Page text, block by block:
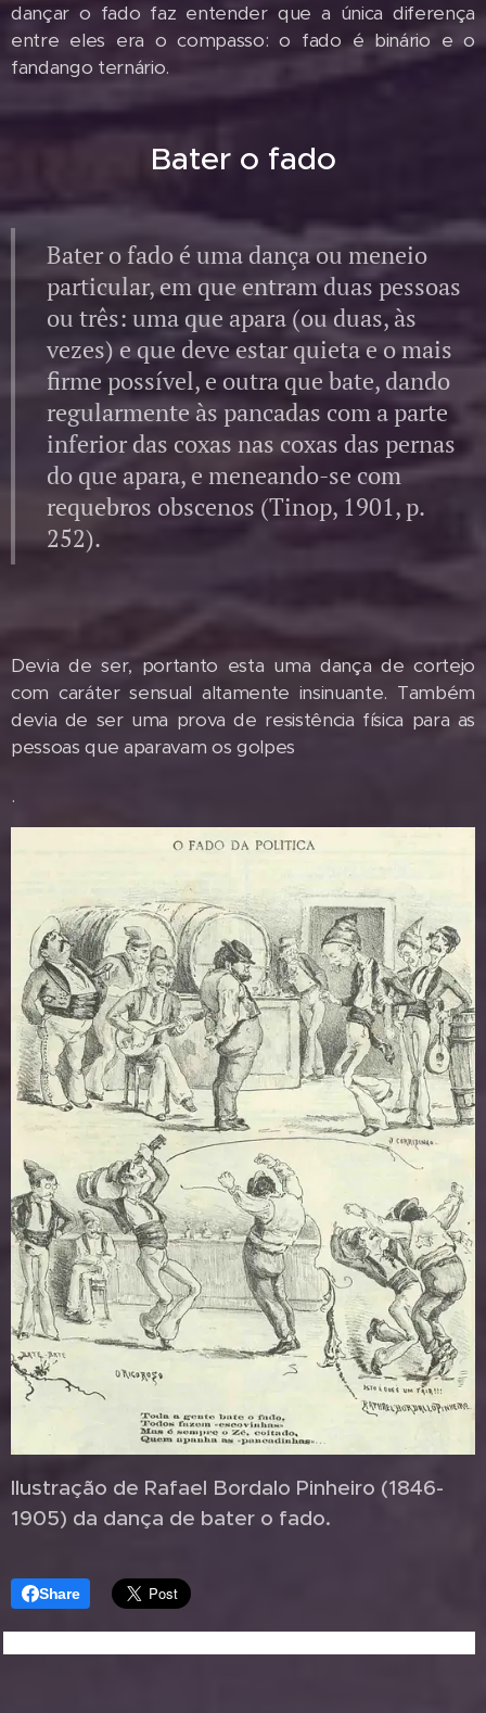
dançar o fado faz entender que a única diferença
entre eles era o compasso: o fado é binário e o
fandango ternário.
Bater o fado
Bater o fado é uma dança ou meneio
particular, em que entram duas pessoas
ou três: uma que apara (ou duas, às
vezes) e que deve estar quieta e o mais
firme possível, e outra que bate, dando
regularmente às pancadas com a parte
inferior das coxas nas coxas das pernas
do que apara, e meneando-se com
requebros obscenos (Tinop, 1901, p.
252).
Devia de ser, portanto esta uma dança de cortejo
com caráter sensual altamente insinuante. Também
devia de ser uma prova de resistência física para as
pessoas que aparavam os golpes
.
Ilustração de Rafael Bordalo Pinheiro (1846-
1905) da dança de bater o fado.
Share